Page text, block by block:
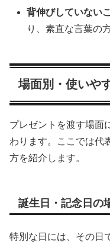
背伸びしていない
り、素直な言葉の
場面別・使いや
プレゼントを渡す場面
わります。ここでは代
方を紹介します。
誕生日・記念日の
特別な日には、その日